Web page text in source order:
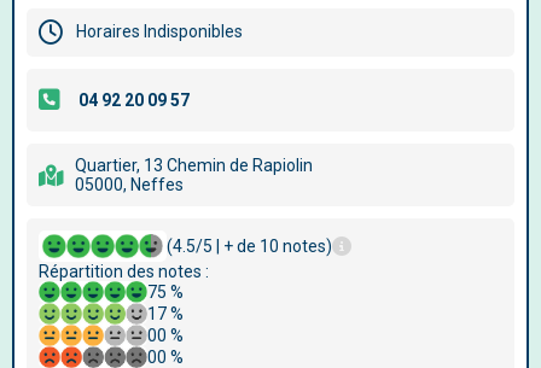
Horaires Indisponibles
Quartier, 13 Chemin de Rapiolin
05000, Neffes
(4.5/5 | + de 10 notes)
Répartition des notes :
75 %
17 %
00 %
00 %